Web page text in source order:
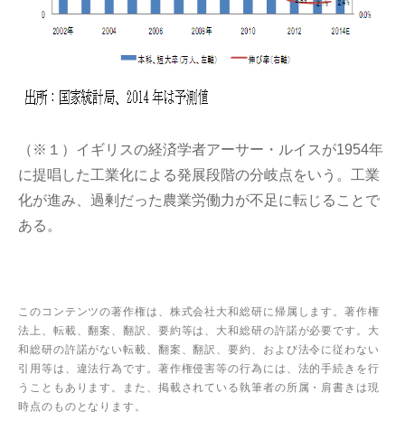
（※１）イギリスの経済学者アーサー・ルイスが1954年
に提唱した工業化による発展段階の分岐点をいう。工業
化が進み、過剰だった農業労働力が不足に転じることで
ある。
このコンテンツの著作権は、株式会社大和総研に帰属します。著作権
法上、転載、翻案、翻訳、要約等は、大和総研の許諾が必要です。大
和総研の許諾がない転載、翻案、翻訳、要約、および法令に従わない
引用等は、違法行為です。著作権侵害等の行為には、法的手続きを行
うこともあります。また、掲載されている執筆者の所属・肩書きは現
時点のものとなります。